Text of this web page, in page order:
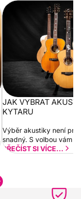
Jak vybrat
JAK VYBRAT
KYTARU
Výběr akustiky není pro
snadný. S volbou vám
PŘEČÍST SI VÍCE...